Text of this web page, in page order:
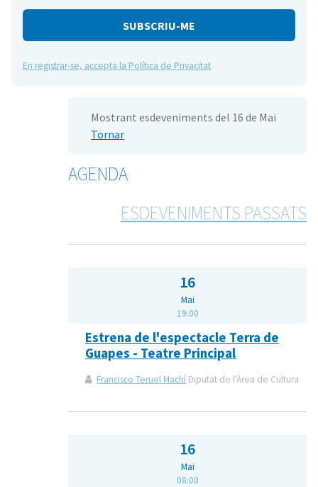
correu-
En registrar-se, accepta la Política de Privacitat
Mostrant esdeveniments del 16 de Mai
Tornar
AGENDA
ESDEVENIMENTS PASSATS
16
Mai
19:00
Estrena de l'espectacle Terra de
Guapes - Teatre Principal
Francisco Teruel Machí Diputat de l'Àrea de Cultura
16
Mai
08:00